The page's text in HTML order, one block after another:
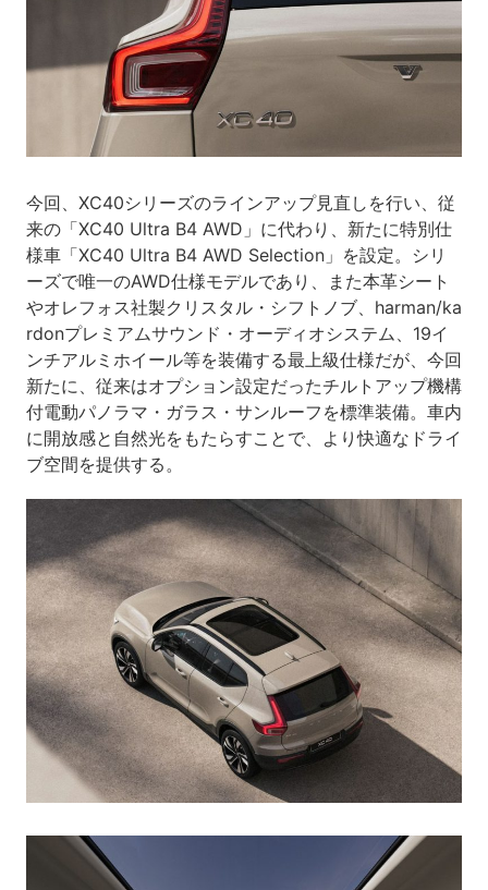
今回、XC40シリーズのラインアップ見直しを行い、従
来の「XC40 Ultra B4 AWD」に代わり、新たに特別仕
様車「XC40 Ultra B4 AWD Selection」を設定。シリ
ーズで唯一のAWD仕様モデルであり、また本革シート
やオレフォス社製クリスタル・シフトノブ、harman/ka
rdonプレミアムサウンド・オーディオシステム、19イ
ンチアルミホイール等を装備する最上級仕様だが、今回
新たに、従来はオプション設定だったチルトアップ機構
付電動パノラマ・ガラス・サンルーフを標準装備。車内
に開放感と自然光をもたらすことで、より快適なドライ
ブ空間を提供する。